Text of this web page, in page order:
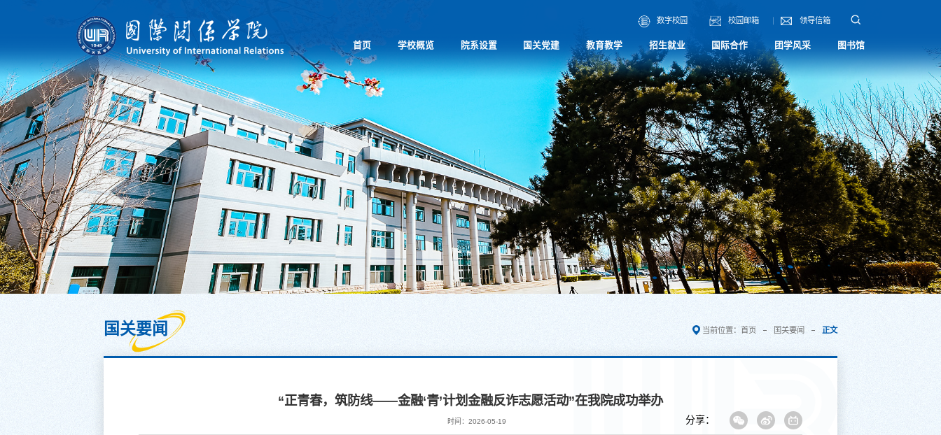
数字校园 校园邮箱 领导信箱
首页 学校概览 院系设置 国关党建 教育教学 招生就业 国际合作 团学风采 图书馆
国关要闻 当前位置： 首页 国关要闻 正文
“正青春，筑防线——金融‘青’计划金融反诈志愿活动”在我院成功举办
时间：2026-05-19 分享：